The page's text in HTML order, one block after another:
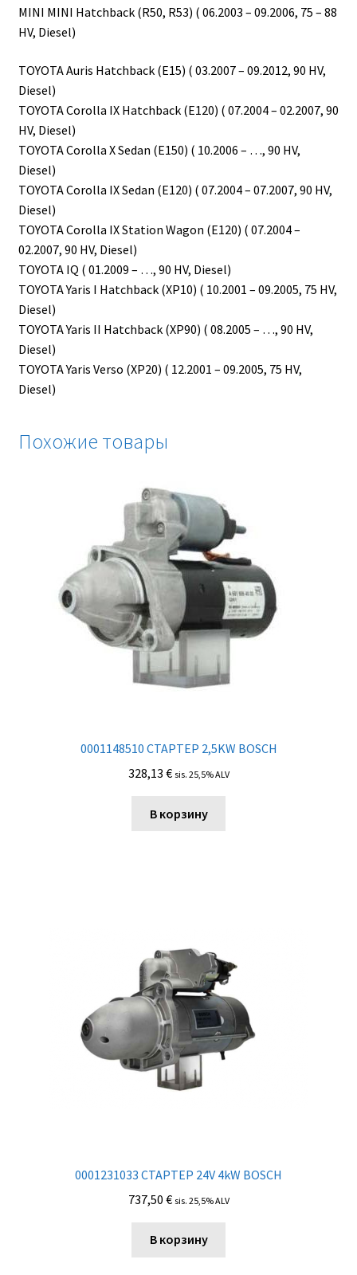
MINI MINI Hatchback (R50, R53) ( 06.2003 – 09.2006, 75 – 88
HV, Diesel)
TOYOTA Auris Hatchback (E15) ( 03.2007 – 09.2012, 90 HV,
Diesel)
TOYOTA Corolla IX Hatchback (E120) ( 07.2004 – 02.2007, 90
HV, Diesel)
TOYOTA Corolla X Sedan (E150) ( 10.2006 – …, 90 HV,
Diesel)
TOYOTA Corolla IX Sedan (E120) ( 07.2004 – 07.2007, 90 HV,
Diesel)
TOYOTA Corolla IX Station Wagon (E120) ( 07.2004 –
02.2007, 90 HV, Diesel)
TOYOTA IQ ( 01.2009 – …, 90 HV, Diesel)
TOYOTA Yaris I Hatchback (XP10) ( 10.2001 – 09.2005, 75 HV,
Diesel)
TOYOTA Yaris II Hatchback (XP90) ( 08.2005 – …, 90 HV,
Diesel)
TOYOTA Yaris Verso (XP20) ( 12.2001 – 09.2005, 75 HV,
Diesel)
Похожие товары
0001148510 СТАРТЕР 2,5KW BOSCH
328,13 € sis. 25,5% ALV
В корзину
0001231033 СТАРТЕР 24V 4kW BOSCH
737,50 € sis. 25,5% ALV
В корзину